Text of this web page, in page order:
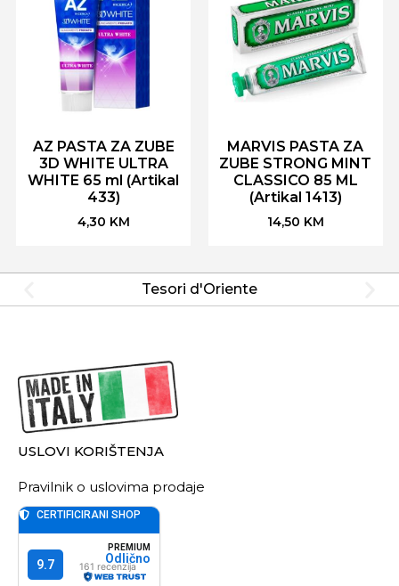
AZ PASTA ZA ZUBE
3D WHITE ULTRA
WHITE 65 ml (Artikal
433)
4,30 KM
MARVIS PASTA ZA
ZUBE STRONG MINT
CLASSICO 85 ML
(Artikal 1413)
14,50 KM
Tesori d'Oriente
USLOVI KORIŠTENJA
Pravilnik o uslovima prodaje